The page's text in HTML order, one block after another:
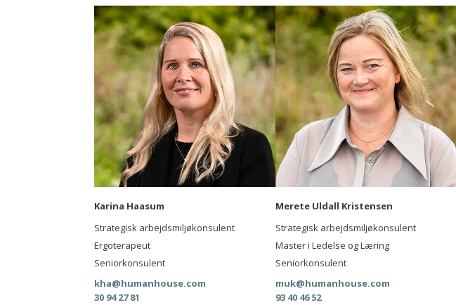
Karina Haasum
Strategisk arbejdsmiljøkonsulent
Ergoterapeut
Seniorkonsulent
kha@humanhouse.com
30 94 27 81
Merete Uldall Kristensen
Strategisk arbejdsmiljøkonsulent
Master i Ledelse og Læring
Seniorkonsulent
muk@humanhouse.com
93 40 46 52